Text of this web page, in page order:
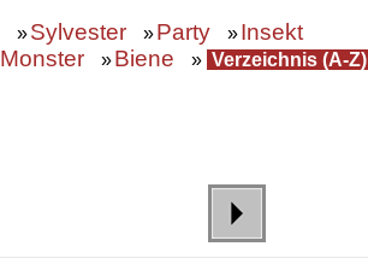
»Sylvester »Party »Insekt
Monster »Biene » Verzeichnis (A-Z)